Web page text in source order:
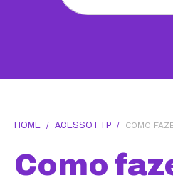
HOME / ACESSO FTP / COMO
Como